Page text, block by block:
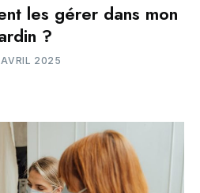
les gérer dans mon
?
2025